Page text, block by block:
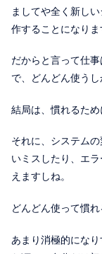
ましてや全く新し
作することになりま
だからと言って仕
で、どんどん使うし
結局は、慣れるため
それに、システム
いミスしたり、エ
えますしね。
どんどん使って慣
あまり消極的にな